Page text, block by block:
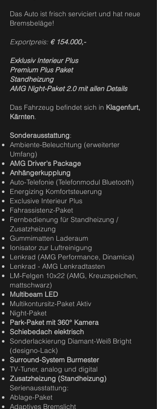
Das Auto ist frisch serviciert und hat neue
Bremsbeläge!
Exportpreis: € 154.000,-
Exklusiv Interieur Plus
Premium Plus Paket
Standheizung
AMG Night-Paket 2.0 mit allen Details
Das Fahrzeug befindet sich in Klagenfurt,
Kärnten.
Sonderausstattung:
Ambiente-Beleuchtung (erweiterter
Umfang)
AMG Driver's Package
Anhängerkupplung
Auto-Telefonie (Telefonmodul Bluetooth)
Energizing Komfortsteuerung
Exclusive Interieur Plus
Fahrassistenz-Paket
Fernbedienung für Standheizung /
Zusatzheizung
Gummimatten Laderaum
Ionisator zur Luftreinigung
Lenkrad (AMG Performance, Dinamica)
Lenkrad - AMG Lenkradtasten
LM-Felgen 10x22 (AMG, Kreuzspeichen,
mattschwarz)
Multibeam LED
Multikontursitz-Paket Aktiv
Night-Paket
Park-Paket mit 360° Kamera
Schiebedach elektrisch
Sonderlackierung Diamant-Weiß Bright
(designo-Lack)
Surround-System Burmester
TV-Tuner, analog und digital
Zusatzheizung (Standheizung)
Serienausstattung:
Ablage-Paket
Adaptives Bremslicht